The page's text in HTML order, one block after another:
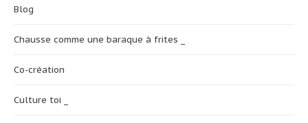
Blog
Chausse comme une baraque à frites _
Co-création
Culture toi _